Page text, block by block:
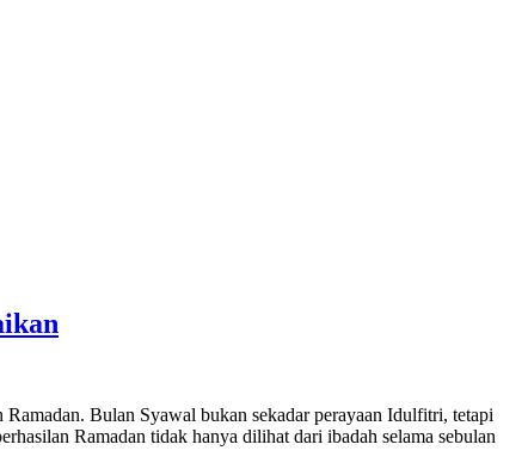
Bulan Syawal bukan sekadar perayaan Idulfitri, tetapi
Ramadan tidak hanya dilihat dari ibadah selama sebulan